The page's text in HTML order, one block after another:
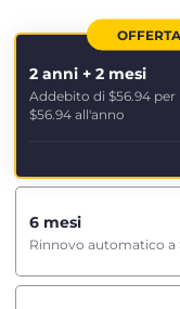
2 anni + 2 mesi
Addebito di $56.94 per
$56.94 all'anno
6 mesi
Rinnovo automatico a